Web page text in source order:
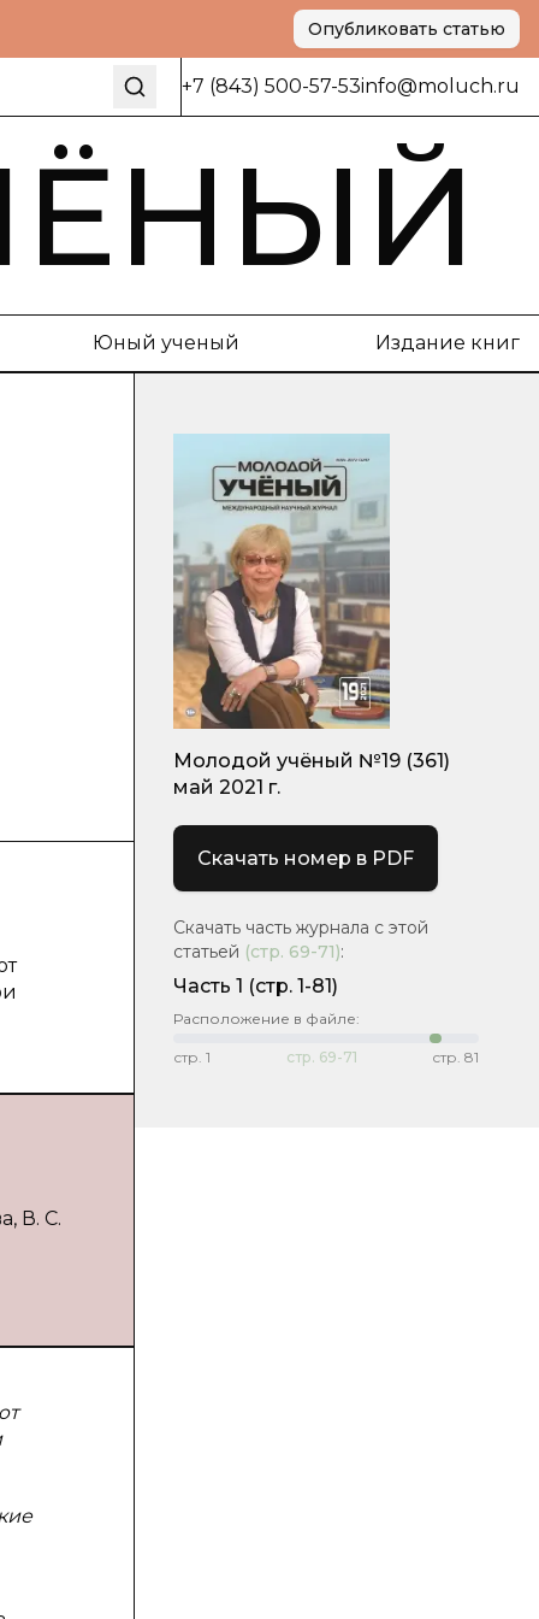
Опубликовать статью
+7 (843) 500-57-53info@moluch.ru
Юный ученый Издание книг
В. С.
Молодой учёный №19 (361)
май 2021 г.
Скачать номер в PDF
Скачать часть журнала с этой
статьей (стр. 69-71):
Часть 1 (стр. 1-81)
Расположение в файле:
стр. 1 стр. 69-71 стр. 81